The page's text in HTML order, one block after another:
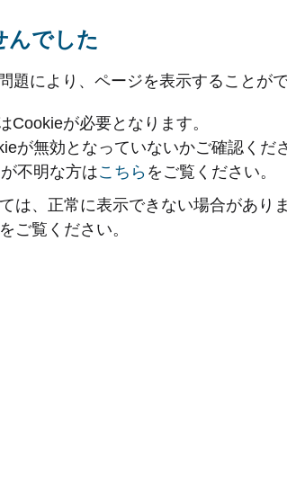
んでした
題により、ページを表示することが
Cookieが必要となります。
が無効となっていないかご確認くだ
不明な方はこちら をご覧ください。
は、正常に表示できない場合がありま
をご覧ください。